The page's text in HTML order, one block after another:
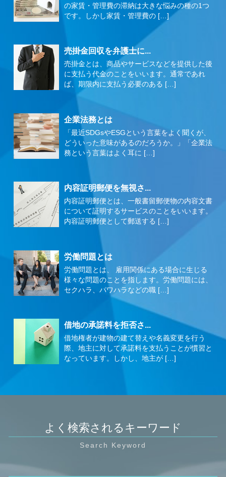
の家賃・管理費の滞納は大きな悩みの種の1つ
です。しかし家賃・管理費の […]
売掛金回収を弁護士に...
売掛金とは、商品やサービスなどを提供した後
に支払う代金のことをいいます。通常であれ
ば、期限内に支払う必要のある […]
企業法務とは
「最近SDGsやESGという言葉をよく聞くが、
どういった意味があるのだろうか。」「企業法
務という言葉はよく耳に […]
内容証明郵便を無視さ...
内容証明郵便とは、一般書留郵便物の内容文書
について証明するサービスのことをいいます。
内容証明郵便として郵送する […]
労働問題とは
労働問題とは、 雇用関係にある場合に生じる
様々な問題のことを指します。労働問題には、
セクハラ、パワハラなどの職 […]
借地の承諾料を拒否さ...
借地権者が建物の建て替えや名義変更を行う
際、地主に対して承諾料を支払うことが慣習と
なっています。しかし、地主が […]
よく検索されるキーワード